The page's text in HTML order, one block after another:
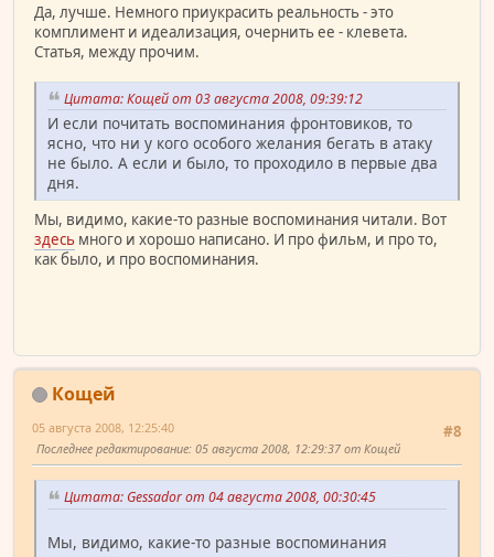
Да, лучше. Немного приукрасить реальность - это
комплимент и идеализация, очернить ее - клевета.
Статья, между прочим.
Цитата: Кощей от 03 августа 2008, 09:39:12
И если почитать воспоминания фронтовиков, то
ясно, что ни у кого особого желания бегать в атаку
не было. А если и было, то проходило в первые два
дня.
Мы, видимо, какие-то разные воспоминания читали. Вот
здесь много и хорошо написано. И про фильм, и про то,
как было, и про воспоминания.
Кощей
#8
05 августа 2008, 12:25:40
Последнее редактирование: 05 августа 2008, 12:29:37 от Кощей
Цитата: Gessador от 04 августа 2008, 00:30:45
Мы, видимо, какие-то разные воспоминания